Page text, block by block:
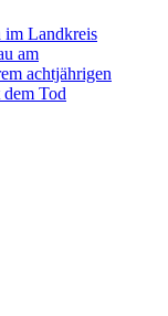
im Landkreis
am
achtjährigen
Tod